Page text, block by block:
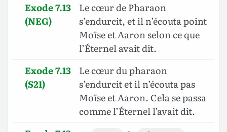
Exode 7.13
(NEG)
Le cœur de Pharaon
s’endurcit, et il n’écouta point
Moïse et Aaron selon ce que
l’Éternel avait dit.
Exode 7.13
(S21)
Le cœur du pharaon
s’endurcit et il n’écouta pas
Moïse et Aaron. Cela se passa
comme l’Éternel l’avait dit.